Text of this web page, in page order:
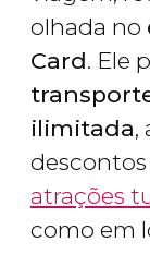
olhada no
Card. Ele
ilimitada,
atrações
como em